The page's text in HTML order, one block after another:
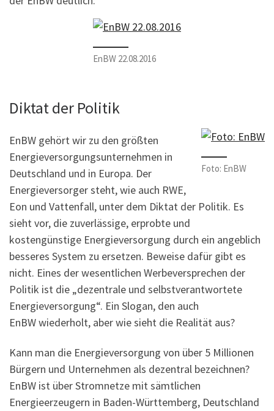
EnBW 22.08.2016
Diktat der Politik
Foto: EnBW
EnBW gehört wir zu den größten
Energieversorgungsunternehmen in
Deutschland und in Europa. Der
Energieversorger steht, wie auch RWE,
Eon und Vattenfall, unter dem Diktat der Politik. Es
sieht vor, die zuverlässige, erprobte und
kostengünstige Energieversorgung durch ein angeblich
besseres System zu ersetzen. Beweise dafür gibt es
nicht. Eines der wesentlichen Werbeversprechen der
Politik ist die „dezentrale und selbstverantwortete
Energieversorgung“. Ein Slogan, den auch
EnBW wiederholt, aber wie sieht die Realität aus?
Kann man die Energieversorgung von über 5 Millionen
Bürgern und Unternehmen als dezentral bezeichnen?
EnBW ist über Stromnetze mit sämtlichen
Energieerzeugern in Baden-Württemberg, Deutschland